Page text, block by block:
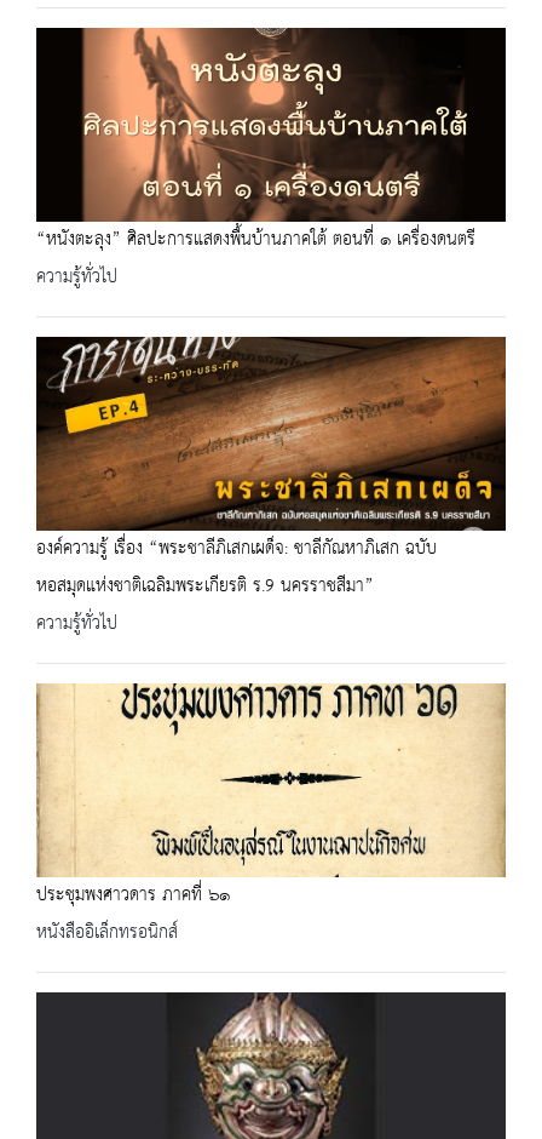
“หนังตะลุง” ศิลปะการแสดงพื้นบ้านภาคใต้ ตอนที่ ๑ เครื่องดนตรี
ความรู้ทั่วไป
องค์ความรู้ เรื่อง “พระชาลีภิเสกเผด็จ: ชาลีกัณหาภิเสก ฉบับ
หอสมุดแห่งชาติเฉลิมพระเกียรติ ร.9 นครราชสีมา”
ความรู้ทั่วไป
ประชุมพงศาวดาร ภาคที่ ๖๑
หนังสืออิเล็กทรอนิกส์